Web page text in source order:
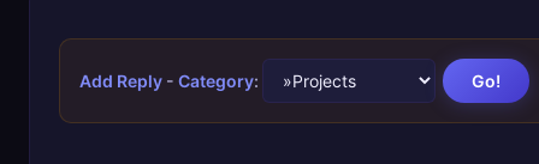
Add Reply - Category: